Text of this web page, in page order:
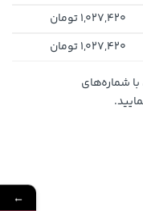
1,027,420تومان
1,027,420تومان
با شماره‌های
←